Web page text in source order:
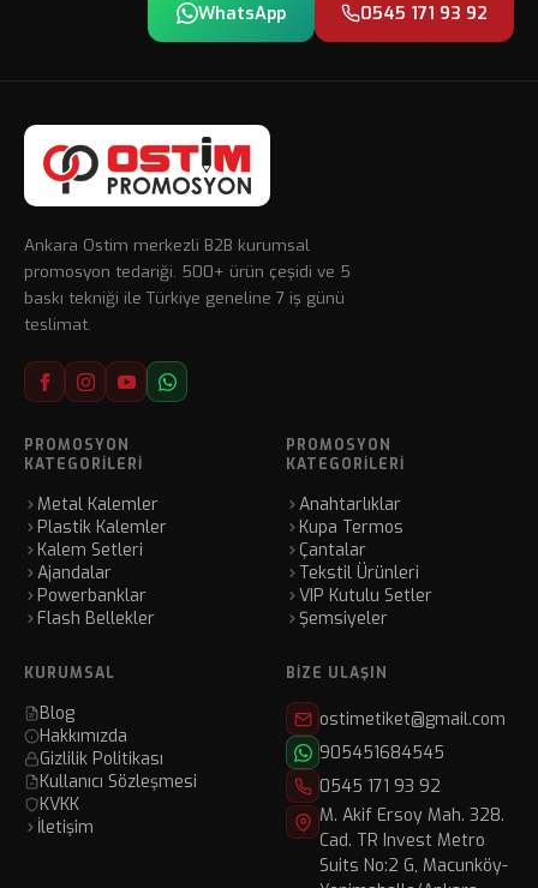
WhatsApp 0545 171 93 92
Ankara Ostim merkezli B2B kurumsal
promosyon tedariği. 500+ ürün çeşidi ve 5
baskı tekniği ile Türkiye geneline 7 iş günü
teslimat.
PROMOSYON
KATEGORILERI
Metal Kalemler
Plastik Kalemler
Kalem Setleri
Ajandalar
Powerbanklar
Flash Bellekler
PROMOSYON
KATEGORILERI
Anahtarlıklar
Kupa Termos
Çantalar
Tekstil Ürünleri
VIP Kutulu Setler
Şemsiyeler
KURUMSAL
Blog
Hakkımızda
Gizlilik Politikası
Kullanıcı Sözleşmesi
KVKK
İletişim
BIZE ULAŞIN
ostimetiket@gmail.com
905451684545
0545 171 93 92
M. Akif Ersoy Mah. 328.
Cad. TR Invest Metro
Suits No:2 G, Macunköy-